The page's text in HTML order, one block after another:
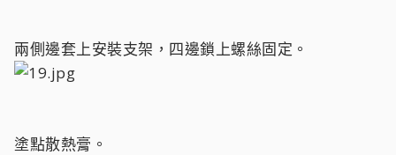
兩側邊套上安裝支架，四邊鎖上螺絲固定。
塗點散熱膏。